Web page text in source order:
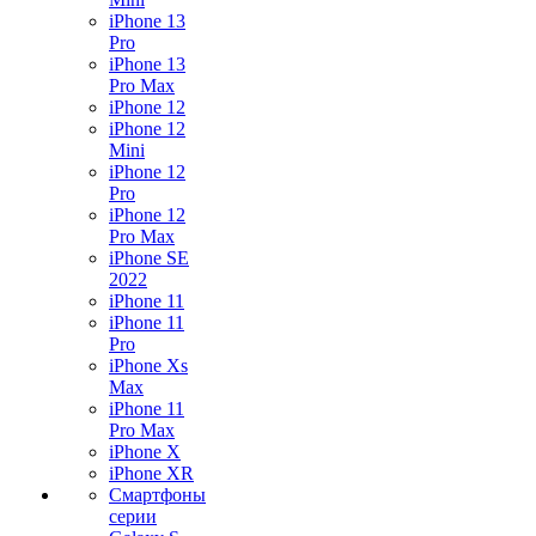
iPhone 13
Pro
iPhone 13
Pro Max
iPhone 12
iPhone 12
Mini
iPhone 12
Pro
iPhone 12
Pro Max
iPhone SE
2022
iPhone 11
iPhone 11
Pro
iPhone Xs
Max
iPhone 11
Pro Max
iPhone X
iPhone XR
Смартфоны
серии